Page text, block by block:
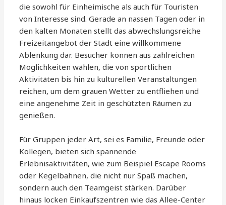
die sowohl für Einheimische als auch für Touristen
von Interesse sind. Gerade an nassen Tagen oder in
den kalten Monaten stellt das abwechslungsreiche
Freizeitangebot der Stadt eine willkommene
Ablenkung dar. Besucher können aus zahlreichen
Möglichkeiten wählen, die von sportlichen
Aktivitäten bis hin zu kulturellen Veranstaltungen
reichen, um dem grauen Wetter zu entfliehen und
eine angenehme Zeit in geschützten Räumen zu
genießen.
Für Gruppen jeder Art, sei es Familie, Freunde oder
Kollegen, bieten sich spannende
Erlebnisaktivitäten, wie zum Beispiel Escape Rooms
oder Kegelbahnen, die nicht nur Spaß machen,
sondern auch den Teamgeist stärken. Darüber
hinaus locken Einkaufszentren wie das Allee-Center